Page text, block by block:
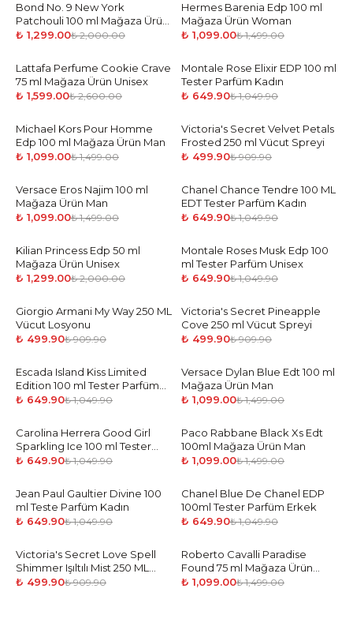
-35 %
Bond No. 9 New York
Patchouli 100 ml Mağaza Ürün
Unisex
₺ 1,299.00₺ 2,000.00
-27%
Hermes Barenia Edp 100 ml
Mağaza Ürün Woman
₺ 1,099.00₺ 1,499.00
-39%
Lattafa Perfume Cookie Crave
75 ml Mağaza Ürün Unisex
₺ 1,599.00₺ 2,600.00
-38%
Montale Rose Elixir EDP 100 ml
Tester Parfüm Kadın
₺ 649.90₺ 1,049.90
-27%
Michael Kors Pour Homme
Edp 100 ml Mağaza Ürün Man
₺ 1,099.00₺ 1,499.00
-45%
Victoria's Secret Velvet Petals
Frosted 250 ml Vücut Spreyi
₺ 499.90₺ 909.90
-27%
Versace Eros Najim 100 ml
Mağaza Ürün Man
₺ 1,099.00₺ 1,499.00
-38%
Chanel Chance Tendre 100 ML
EDT Tester Parfüm Kadın
₺ 649.90₺ 1,049.90
-35 %
Kilian Princess Edp 50 ml
Mağaza Ürün Unisex
₺ 1,299.00₺ 2,000.00
-38%
Montale Roses Musk Edp 100
ml Tester Parfüm Unisex
₺ 649.90₺ 1,049.90
-45%
Giorgio Armani My Way 250 ML
Vücut Losyonu
₺ 499.90₺ 909.90
-45%
Victoria's Secret Pineapple
Cove 250 ml Vücut Spreyi
₺ 499.90₺ 909.90
-38%
Escada Island Kiss Limited
Edition 100 ml Tester Parfüm
Kadın
₺ 649.90₺ 1,049.90
-27%
Versace Dylan Blue Edt 100 ml
Mağaza Ürün Man
₺ 1,099.00₺ 1,499.00
-38%
Carolina Herrera Good Girl
Sparkling Ice 100 ml Tester
Parfüm Kadın
₺ 649.90₺ 1,049.90
-27 %
Paco Rabbane Black Xs Edt
100ml Mağaza Ürün Man
₺ 1,099.00₺ 1,499.00
-38%
Jean Paul Gaultier Divine 100
ml Teste Parfüm Kadın
₺ 649.90₺ 1,049.90
-38%
Chanel Blue De Chanel EDP
100ml Tester Parfüm Erkek
₺ 649.90₺ 1,049.90
-45%
Victoria's Secret Love Spell
Shimmer Işıltılı Mist 250 ML
Vücut Spreyi
₺ 499.90₺ 909.90
-27%
Roberto Cavalli Paradise
Found 75 ml Mağaza Ürün
Woman
₺ 1,099.00₺ 1,499.00